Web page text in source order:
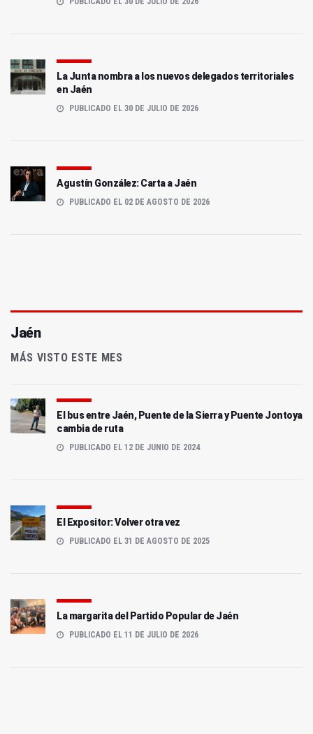
La Junta nombra a los nuevos delegados territoriales
en Jaén
PUBLICADO EL 30 DE JULIO DE 2026
Agustín González: Carta a Jaén
PUBLICADO EL 02 DE AGOSTO DE 2026
Jaén
MÁS VISTO ESTE MES
El bus entre Jaén, Puente de la Sierra y Puente Jontoya
cambia de ruta
PUBLICADO EL 12 DE JUNIO DE 2024
El Expositor: Volver otra vez
PUBLICADO EL 31 DE AGOSTO DE 2025
La margarita del Partido Popular de Jaén
PUBLICADO EL 11 DE JULIO DE 2026